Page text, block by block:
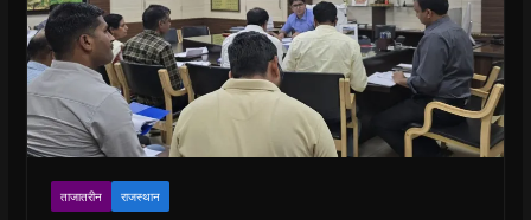
ताजातरीन राजस्थान